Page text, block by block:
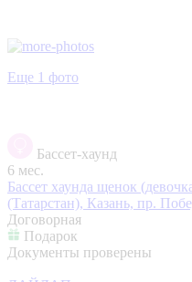
Еще 1 фото
Бассет-хаунд
6 мес.
Бассет хаунда щенок
(Татарстан), Казань, пр.
Договорная
Подарок
Документы проверены